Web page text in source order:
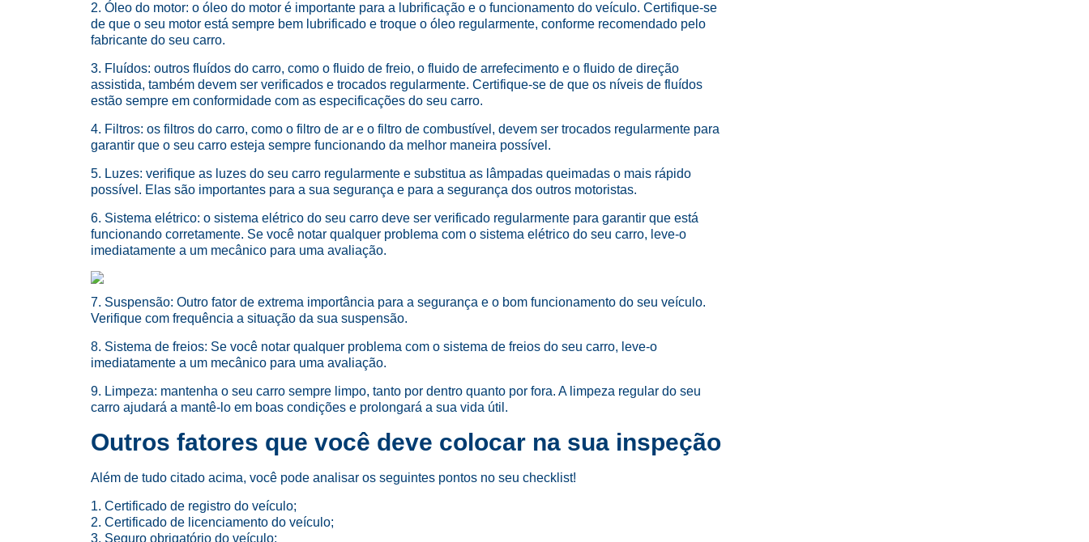
2. Óleo do motor: o óleo do motor é importante para a lubrificação e o funcionamento do veículo. Certifique-se
de que o seu motor está sempre bem lubrificado e troque o óleo regularmente, conforme recomendado pelo
fabricante do seu carro.
3. Fluídos: outros fluídos do carro, como o fluido de freio, o fluido de arrefecimento e o fluido de direção
assistida, também devem ser verificados e trocados regularmente. Certifique-se de que os níveis de fluídos
estão sempre em conformidade com as especificações do seu carro.
4. Filtros: os filtros do carro, como o filtro de ar e o filtro de combustível, devem ser trocados regularmente para
garantir que o seu carro esteja sempre funcionando da melhor maneira possível.
5. Luzes: verifique as luzes do seu carro regularmente e substitua as lâmpadas queimadas o mais rápido
possível. Elas são importantes para a sua segurança e para a segurança dos outros motoristas.
6. Sistema elétrico: o sistema elétrico do seu carro deve ser verificado regularmente para garantir que está
funcionando corretamente. Se você notar qualquer problema com o sistema elétrico do seu carro, leve-o
imediatamente a um mecânico para uma avaliação.
7. Suspensão: Outro fator de extrema importância para a segurança e o bom funcionamento do seu veículo.
Verifique com frequência a situação da sua suspensão.
8. Sistema de freios: Se você notar qualquer problema com o sistema de freios do seu carro, leve-o
imediatamente a um mecânico para uma avaliação.
9. Limpeza: mantenha o seu carro sempre limpo, tanto por dentro quanto por fora. A limpeza regular do seu
carro ajudará a mantê-lo em boas condições e prolongará a sua vida útil.
Outros fatores que você deve colocar na sua inspeção
Além de tudo citado acima, você pode analisar os seguintes pontos no seu checklist!
1. Certificado de registro do veículo;
2. Certificado de licenciamento do veículo;
3. Seguro obrigatório do veículo;